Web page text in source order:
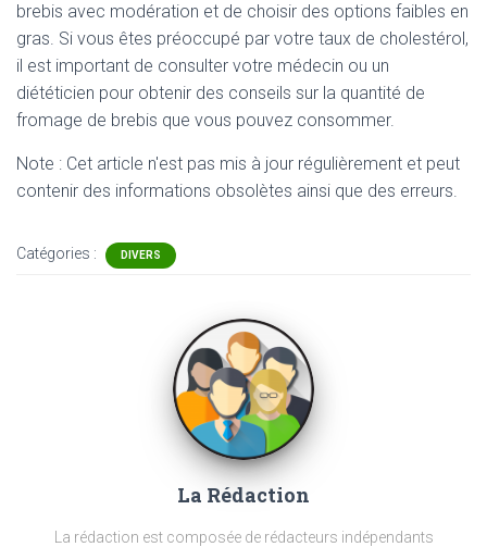
brebis avec modération et de choisir des options faibles en
gras. Si vous êtes préoccupé par votre taux de cholestérol,
il est important de consulter votre médecin ou un
diététicien pour obtenir des conseils sur la quantité de
fromage de brebis que vous pouvez consommer.
Note : Cet article n'est pas mis à jour régulièrement et peut
contenir des informations obsolètes ainsi que des erreurs.
Catégories : DIVERS
La Rédaction
La rédaction est composée de rédacteurs indépendants